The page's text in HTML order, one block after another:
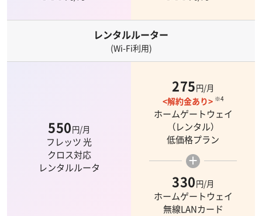
レンタルルーター
(Wi-Fi利用)
550円/月
フレッツ 光
クロス対応
レンタルルータ
275円/月
<解約金あり> ※4
ホームゲートウェイ
（レンタル）
低価格プラン
＋
330円/月
ホームゲートウェイ
無線LANカード